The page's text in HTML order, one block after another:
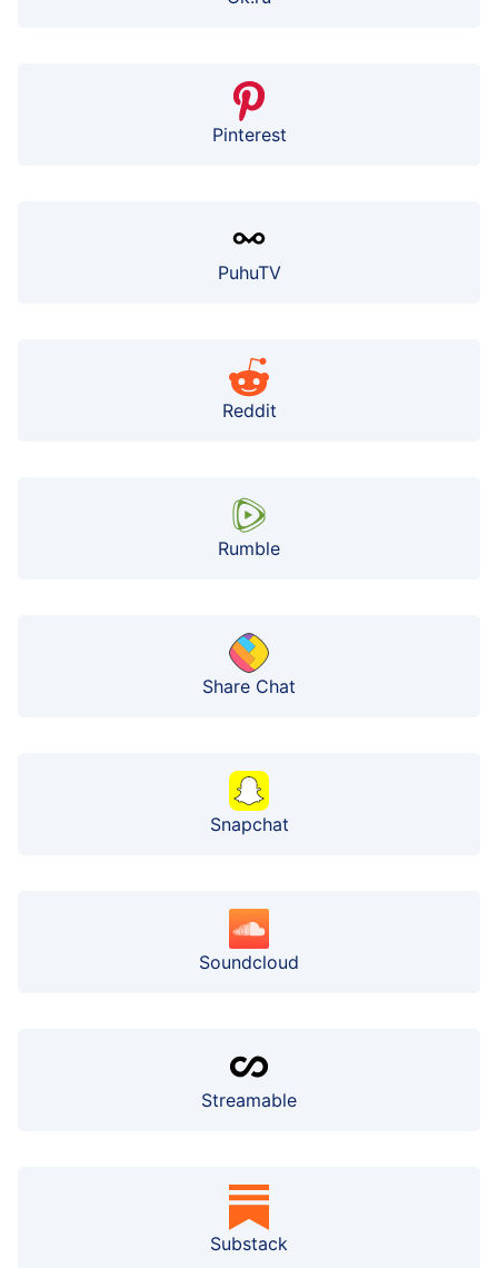
Pinterest
PuhuTV
Reddit
Rumble
Share Chat
Snapchat
Soundcloud
Streamable
Substack